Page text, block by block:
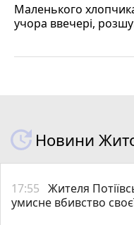
Маленького
учора ввечері,
Новини
17:55 Жителя
умисне вбивство